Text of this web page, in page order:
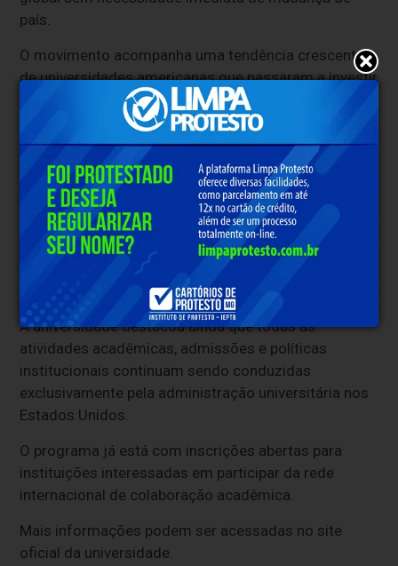
país.
O movimento acompanha uma tendência crescente
de universidades americanas que passaram a investir
em programas digitais e iniciativas de
internacionalização para alcançar estudantes em
diferentes regiões do mundo.
De acordo cominformações divulgadas pela
universidade, o programa internacional permitirá
que organizações parceiras tenham acesso a
materiais institucionais, reconhecimento acadêmico
colaborativo e futuras iniciativas educacionais e
comunitárias promovidas pela instituição.
A universidade destacou ainda que todas as
atividades acadêmicas, admissões e políticas
institucionais continuam sendo conduzidas
exclusivamente pela administração universitária nos
Estados Unidos.
O programa já está com inscrições abertas para
instituições interessadas em participar da rede
internacional de colaboração acadêmica.
Mais informações podem ser acessadas no site
oficial da universidade.